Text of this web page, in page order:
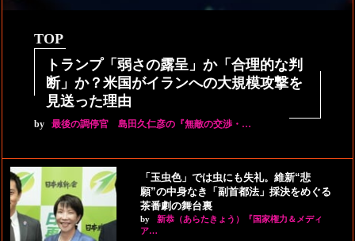
TOP
トランプ「弱さの露呈」か「合理的な判
断」か？米国がイランへの大規模攻撃を
見送った理由
by 最後の調停官 島田久仁彦の『無敵の交渉・…
「玉虫色」では虫にも失礼。維新“悲
願”の中身なき「副首都法」採決をめぐる
茶番劇の舞台裏
by
新恭（あらたきょう）『国家権力＆メディ
ア…